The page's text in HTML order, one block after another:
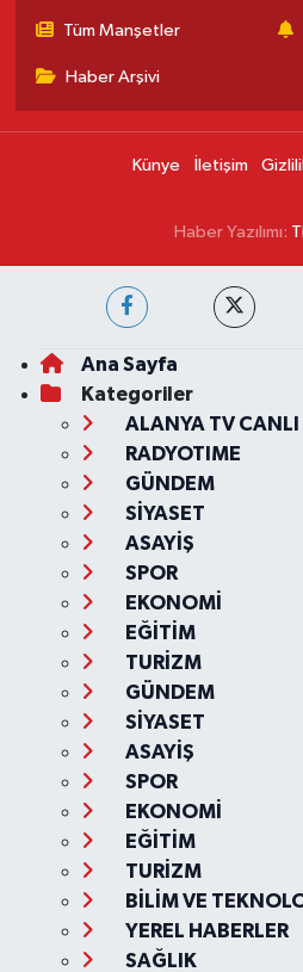
Tüm Manşetler
Haber Arşivi
Künye İletişim
Haber Yazılımı:
Ana Sayfa
Kategoriler
ALANYA TV CANLI
RADYOTIME
GÜNDEM
SİYASET
ASAYİŞ
SPOR
EKONOMİ
EĞİTİM
TURİZM
GÜNDEM
SİYASET
ASAYİŞ
SPOR
EKONOMİ
EĞİTİM
TURİZM
BİLİM VE
YEREL HABERLER
SAĞLIK